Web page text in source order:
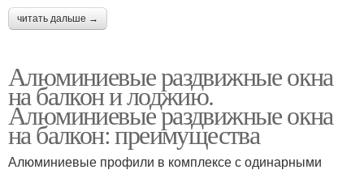
читать дальше →
Алюминиевые раздвижные окна
на балкон и лоджию.
Алюминиевые раздвижные окна
на балкон: преимущества
Алюминиевые профили в комплексе с одинарными